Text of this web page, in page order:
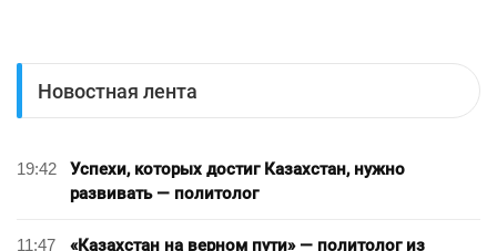
Новостная лента
19:42
Успехи, которых достиг Казахстан, нужно
развивать — политолог
11:47
«Казахстан на верном пути» — политолог из